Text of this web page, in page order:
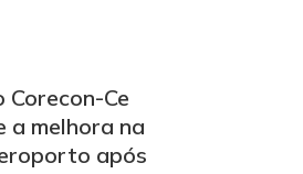
Ce
a melhora na
após